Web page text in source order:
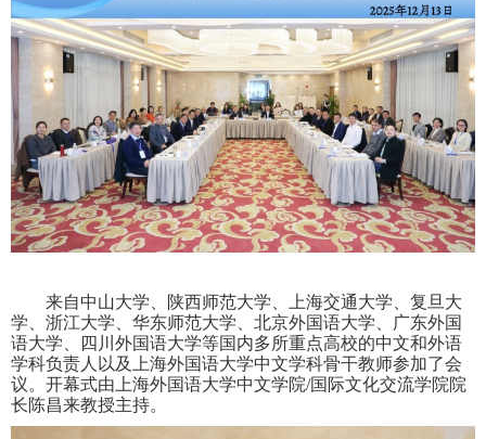
来自中山大学、陕西师范大学、上海交通大学、复旦大
学、浙江大学、华东师范大学、北京外国语大学、广东外国
语大学、四川外国语大学等国内多所重点高校的中文和外语
学科负责人以及上海外国语大学中文学科骨干教师参加了会
议。开幕式由上海外国语大学中文学院/国际文化交流学院院
长陈昌来教授主持。